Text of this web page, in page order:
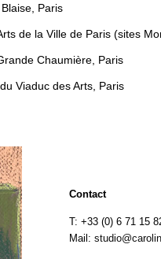
Paris
de la Ville de Paris (sites
Chaumière, Paris
Viaduc des Arts, Paris
Contact
T: +33 (0) 6 71 15
Mail: